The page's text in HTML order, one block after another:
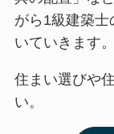
がら1級建築
いていきます。
住まい選びや
い。